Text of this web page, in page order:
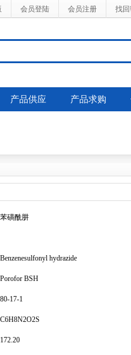
会员登陆 会员注册 找
产品供应 产品求购
苯磺酰肼
Benzenesulfonyl hydrazide
Porofor BSH
80-17-1
C6H8N2O2S
172.20